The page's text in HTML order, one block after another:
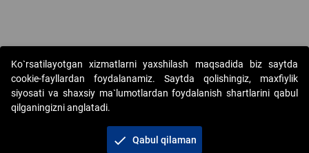
Copyright © 2017-2026. "Elektron onlayn-auksionlarni
tashkil etish" AJ. Barcha huquqlar himoyalangan
Ko`rsatilayotgan xizmatlarni yaxshilash maqsadida biz saytda
cookie-fayllardan foydalanamiz. Saytda qolishingiz, maxfiylik
siyosati va shaxsiy ma`lumotlardan foydalanish shartlarini qabul
qilganingizni anglatadi.
check Qabul qilaman